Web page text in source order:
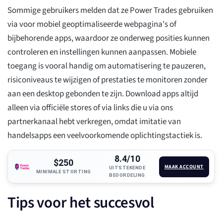
Sommige gebruikers melden dat ze Power Trades gebruiken
via voor mobiel geoptimaliseerde webpagina's of
bijbehorende apps, waardoor ze onderweg posities kunnen
controleren en instellingen kunnen aanpassen. Mobiele
toegang is vooral handig om automatisering te pauzeren,
risiconiveaus te wijzigen of prestaties te monitoren zonder
aan een desktop gebonden te zijn. Download apps altijd
alleen via officiële stores of via links die u via ons
partnerkanaal hebt verkregen, omdat imitatie van
handelsapps een veelvoorkomende oplichtingstactiek is.
$250
MINIMALE STORTING
8.4/10
UITSTEKENDE
BEOORDELING
MAAK ACCOUNT
Tips voor het succesvol